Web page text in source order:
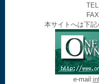
本サイトへは下
e-mail: